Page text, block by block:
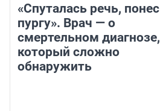
«Спуталась речь, понес
пургу». Врач — о
смертельном диагнозе,
который сложно
обнаружить